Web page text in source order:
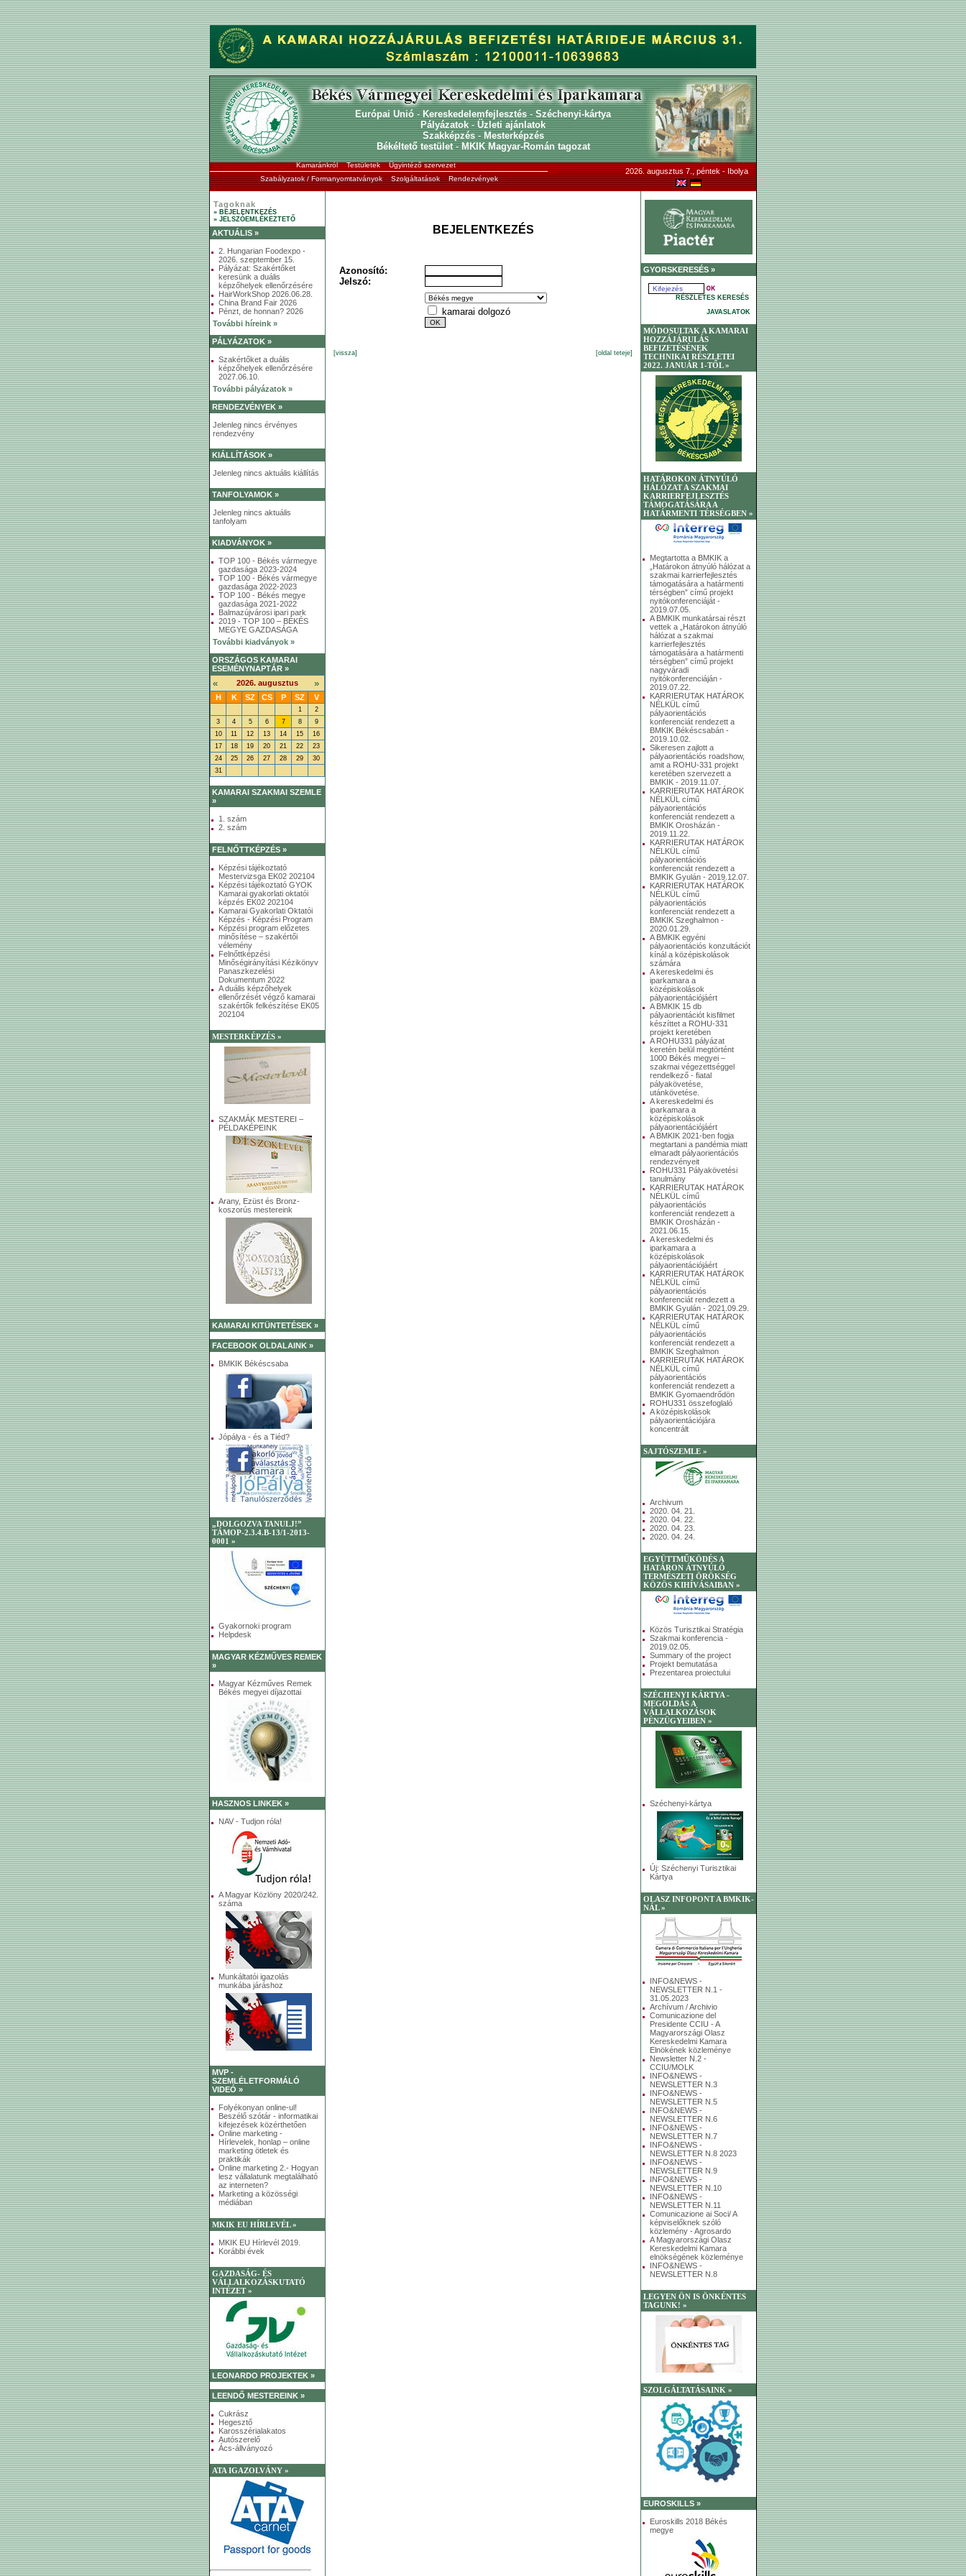
Európai Unió-Kereskedelemfejlesztés-Széchenyi-kártya
Pályázatok-Üzleti ajánlatok
Szakképzés-Mesterképzés
Békéltető testület-MKIK Magyar-Román tagozat
Kamaránkról Testületek
Ügyintéző szervezet
Szabályzatok / Formanyomtatványok
Szolgáltatások Rendezvények
2026. augusztus 7., péntek - Ibolya
Tagoknak
» BEJELENTKEZÉS
» JELSZÓEMLÉKEZTETŐ
AKTUÁLIS »
2. Hungarian Foodexpo -
2026. szeptember 15.
Pályázat: Szakértőket
keresünk a duális
képzőhelyek ellenőrzésére
HairWorkShop 2026.06.28.
China Brand Fair 2026
Pénzt, de honnan? 2026
További híreink »
PÁLYÁZATOK »
Szakértőket a duális
képzőhelyek ellenőrzésére
2027.06.10.
További pályázatok »
RENDEZVÉNYEK »
Jelenleg nincs érvényes
rendezvény
KIÁLLÍTÁSOK »
Jelenleg nincs aktuális kiállítás
TANFOLYAMOK »
Jelenleg nincs aktuális
tanfolyam
KIADVÁNYOK »
TOP 100 - Békés vármegye
gazdasága 2023-2024
TOP 100 - Békés vármegye
gazdasága 2022-2023
TOP 100 - Békés megye
gazdasága 2021-2022
Balmazújvárosi ipari park
2019 - TOP 100 – BÉKÉS
MEGYE GAZDASÁGA
További kiadványok »
ORSZÁGOS KAMARAI
ESEMÉNYNAPTÁR »
« 2026. augusztus »
H K SZ CS P SZ V
1
2
3
4 5 6 7 8
9
10
11 12 13 14 15
16
17
18 19 20 21 22
23
24
25 26 27 28 29
30
31
KAMARAI SZAKMAI SZEMLE
»
1. szám
2. szám
FELNŐTTKÉPZÉS »
Képzési tájékoztató
Mestervizsga EK02 202104
Képzési tájékoztató GYOK
Kamarai gyakorlati oktatói
képzés EK02 202104
Kamarai Gyakorlati Oktatói
Képzés - Képzési Program
Képzési program előzetes
minősítése – szakértői
vélemény
Felnőttképzési
Minőségirányítási Kézikönyv
Panaszkezelési
Dokumentum 2022
A duális képzőhelyek
ellenőrzését végző kamarai
szakértők felkészítése EK05
202104
MESTERKÉPZÉS »
SZAKMÁK MESTEREI –
PÉLDAKÉPEINK
Arany, Ezüst és Bronz-
koszorús mestereink
KAMARAI KITÜNTETÉSEK »
FACEBOOK OLDALAINK »
BMKIK Békéscsaba
Jópálya - és a Tiéd?
„DOLGOZVA TANULJ!”
TÁMOP-2.3.4.B-13/1-2013-
0001 »
Gyakornoki program
Helpdesk
MAGYAR KÉZMŰVES REMEK
»
Magyar Kézműves Remek
Békés megyei díjazottai
HASZNOS LINKEK »
NAV - Tudjon róla!
A Magyar Közlöny 2020/242.
száma
Munkáltatói igazolás
munkába járáshoz
MVP -
SZEMLÉLETFORMÁLÓ
VIDEÓ »
Folyékonyan online-ul!
Beszélő szótár - informatikai
kifejezések közérthetően
Online marketing -
Hírlevelek, honlap – online
marketing ötletek és
praktikák
Online marketing 2.- Hogyan
lesz vállalatunk megtalálható
az interneten?
Marketing a közösségi
médiában
MKIK EU HÍRLEVÉL »
MKIK EU Hírlevél 2019.
Korábbi évek
GAZDASÁG- ÉS
VÁLLALKOZÁSKUTATÓ
INTÉZET »
LEONARDO PROJEKTEK »
LEENDŐ MESTEREINK »
Cukrász
Hegesztő
Karosszérialakatos
Autószerelő
Ács-állványozó
ATA IGAZOLVÁNY »
BEJELENTKEZÉS
Azonosító:
Jelszó:
kamarai dolgozó
[vissza] [oldal teteje]
GYORSKERESÉS »
RÉSZLETES KERESÉS
JAVASLATOK
MÓDOSULTAK A KAMARAI
HOZZÁJÁRULÁS
BEFIZETÉSÉNEK
TECHNIKAI RÉSZLETEI
2022. JANUÁR 1-TŐL »
HATÁROKON ÁTNYÚLÓ
HÁLÓZAT A SZAKMAI
KARRIERFEJLESZTÉS
TÁMOGATÁSÁRA A
HATÁRMENTI TÉRSÉGBEN »
Megtartotta a BMKIK a
„Határokon átnyúló hálózat a
szakmai karrierfejlesztés
támogatására a határmenti
térségben” című projekt
nyitókonferenciáját -
2019.07.05.
A BMKIK munkatársai részt
vettek a „Határokon átnyúló
hálózat a szakmai
karrierfejlesztés
támogatására a határmenti
térségben” című projekt
nagyváradi
nyitókonferenciáján -
2019.07.22.
KARRIERUTAK HATÁROK
NÉLKÜL című
pályaorientációs
konferenciát rendezett a
BMKIK Békéscsabán -
2019.10.02.
Sikeresen zajlott a
pályaorientációs roadshow,
amit a ROHU-331 projekt
keretében szervezett a
BMKIK - 2019.11.07.
KARRIERUTAK HATÁROK
NÉLKÜL című
pályaorientációs
konferenciát rendezett a
BMKIK Orosházán -
2019.11.22.
KARRIERUTAK HATÁROK
NÉLKÜL című
pályaorientációs
konferenciát rendezett a
BMKIK Gyulán - 2019.12.07.
KARRIERUTAK HATÁROK
NÉLKÜL című
pályaorientációs
konferenciát rendezett a
BMKIK Szeghalmon -
2020.01.29.
A BMKIK egyéni
pályaorientációs konzultációt
kínál a középiskolások
számára
A kereskedelmi és
iparkamara a
középiskolások
pályaorientációjáért
A BMKIK 15 db
pályaorientációt kisfilmet
készíttet a ROHU-331
projekt keretében
A ROHU331 pályázat
keretén belül megtörtént
1000 Békés megyei –
szakmai végezettséggel
rendelkező - fiatal
pályakövetése,
utánkövetése.
A kereskedelmi és
iparkamara a
középiskolások
pályaorientációjáért
A BMKIK 2021-ben fogja
megtartani a pandémia miatt
elmaradt pályaorientációs
rendezvényeit
ROHU331 Pályakövetési
tanulmány
KARRIERUTAK HATÁROK
NÉLKÜL című
pályaorientációs
konferenciát rendezett a
BMKIK Orosházán -
2021.06.15.
A kereskedelmi és
iparkamara a
középiskolások
pályaorientációjáért
KARRIERUTAK HATÁROK
NÉLKÜL című
pályaorientációs
konferenciát rendezett a
BMKIK Gyulán - 2021.09.29.
KARRIERUTAK HATÁROK
NÉLKÜL című
pályaorientációs
konferenciát rendezett a
BMKIK Szeghalmon
KARRIERUTAK HATÁROK
NÉLKÜL című
pályaorientációs
konferenciát rendezett a
BMKIK Gyomaendrődön
ROHU331 összefoglaló
A középiskolások
pályaorientációjára
koncentrált
SAJTÓSZEMLE »
Archivum
2020. 04. 21.
2020. 04. 22.
2020. 04. 23.
2020. 04. 24.
EGYÜTTMŰKÖDÉS A
HATÁRON ÁTNYÚLÓ
TERMÉSZETI ÖRÖKSÉG
KÖZÖS KIHÍVÁSAIBAN »
Közös Turisztikai Stratégia
Szakmai konferencia -
2019.02.05.
Summary of the project
Projekt bemutatása
Prezentarea proiectului
SZÉCHENYI KÁRTYA -
MEGOLDÁS A
VÁLLALKOZÁSOK
PÉNZÜGYEIBEN »
Széchenyi-kártya
Új: Széchenyi Turisztikai
Kártya
OLASZ INFOPONT A BMKIK-
NÁL »
INFO&NEWS -
NEWSLETTER N.1 -
31.05.2023
Archívum / Archivio
Comunicazione del
Presidente CCIU - A
Magyarországi Olasz
Kereskedelmi Kamara
Elnökének közleménye
Newsletter N.2 -
CCIU/MOLK
INFO&NEWS -
NEWSLETTER N.3
INFO&NEWS -
NEWSLETTER N.5
INFO&NEWS -
NEWSLETTER N.6
INFO&NEWS -
NEWSLETTER N.7
INFO&NEWS -
NEWSLETTER N.8 2023
INFO&NEWS -
NEWSLETTER N.9
INFO&NEWS -
NEWSLETTER N.10
INFO&NEWS -
NEWSLETTER N.11
Comunicazione ai Soci/ A
képviselőknek szóló
közlemény - Agrosardo
A Magyarországi Olasz
Kereskedelmi Kamara
elnökségének közleménye
INFO&NEWS -
NEWSLETTER N.8
LEGYEN ÖN IS ÖNKÉNTES
TAGUNK! »
SZOLGÁLTATÁSAINK »
EUROSKILLS »
Euroskills 2018 Békés
megye